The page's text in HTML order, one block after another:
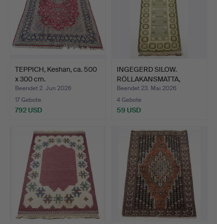
TEPPICH, Keshan, ca. 500
x 300 cm.
Beendet 2. Jun 2026
17 Gebote
792 USD
INGEGERD SILOW.
RÖLLAKANSMATTA,
Gittermust…
Beendet 23. Mai 2026
4 Gebote
59 USD